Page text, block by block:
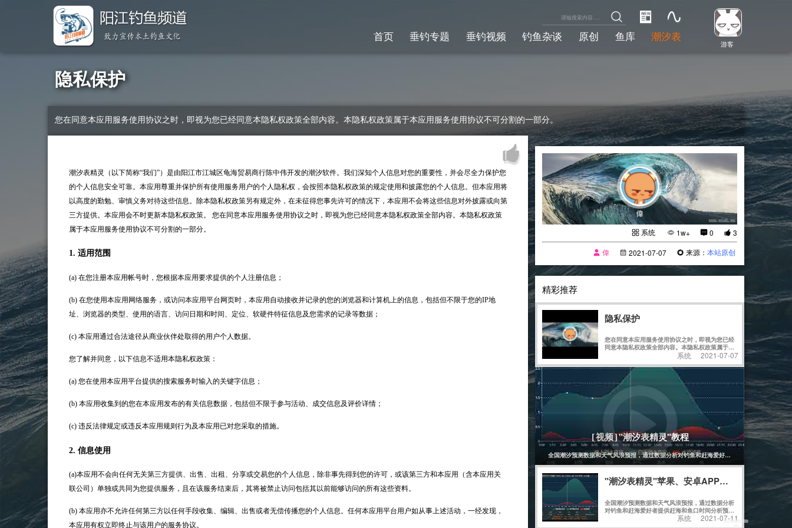
游客
首页 垂钓专题 垂钓视频 钓鱼杂谈 原创 鱼库 潮汐表
隐私保护
您在同意本应用服务使用协议之时，即视为您已经同意本隐私权政策全部内容。本隐私权政策属于本应用服务使用协议不可分割的一部分。
潮汐表精灵（以下简称“我们”）是由阳江市江城区龟海贸易商行陈中伟开发的潮汐软件。我们深知个人信息对您的重要性，并会尽全力保护您
的个人信息安全可靠。本应用尊重并保护所有使用服务用户的个人隐私权，会按照本隐私权政策的规定使用和披露您的个人信息。但本应用将
以高度的勤勉、审慎义务对待这些信息。除本隐私权政策另有规定外，在未征得您事先许可的情况下，本应用不会将这些信息对外披露或向第
三方提供。本应用会不时更新本隐私权政策。 您在同意本应用服务使用协议之时，即视为您已经同意本隐私权政策全部内容。本隐私权政策
属于本应用服务使用协议不可分割的一部分。
1. 适用范围
(a) 在您注册本应用帐号时，您根据本应用要求提供的个人注册信息；
(b) 在您使用本应用网络服务，或访问本应用平台网页时，本应用自动接收并记录的您的浏览器和计算机上的信息，包括但不限于您的IP地
址、浏览器的类型、使用的语言、访问日期和时间、定位、软硬件特征信息及您需求的记录等数据；
(c) 本应用通过合法途径从商业伙伴处取得的用户个人数据。
您了解并同意，以下信息不适用本隐私权政策：
(a) 您在使用本应用平台提供的搜索服务时输入的关键字信息；
(b) 本应用收集到的您在本应用发布的有关信息数据，包括但不限于参与活动、成交信息及评价详情；
(c) 违反法律规定或违反本应用规则行为及本应用已对您采取的措施。
2. 信息使用
(a)本应用不会向任何无关第三方提供、出售、出租、分享或交易您的个人信息，除非事先得到您的许可，或该第三方和本应用（含本应用关
联公司）单独或共同为您提供服务，且在该服务结束后，其将被禁止访问包括其以前能够访问的所有这些资料。
(b) 本应用亦不允许任何第三方以任何手段收集、编辑、出售或者无偿传播您的个人信息。任何本应用平台用户如从事上述活动，一经发现，
本应用有权立即终止与该用户的服务协议。
系统 1w+ 0
3
偉
2021-07-07 来源：本站原创
精彩推荐
隐私保护
您在同意本应用服务使用协议之时，即视为您已经
同意本隐私权政策全部内容。本隐私权政策属于本
应用服务使用协议不可分割的一部分。
系统 2021-07-07
[系统]
[视频]"潮汐表精灵"教程
全国潮汐预测数据和天气风浪预报，通过数据分析对钓鱼和赶海爱好者提供赶海和鱼口时间分
"潮汐表精灵"苹果、安卓APP下载和教程
全国潮汐预测数据和天气风浪预报，通过数据分析
对钓鱼和赶海爱好者提供赶海和鱼口时间分析预
系统 2021-07-11